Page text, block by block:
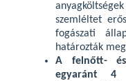
szemléltet
fogászati
határozták
A felnőtt- és
egyaránt 4